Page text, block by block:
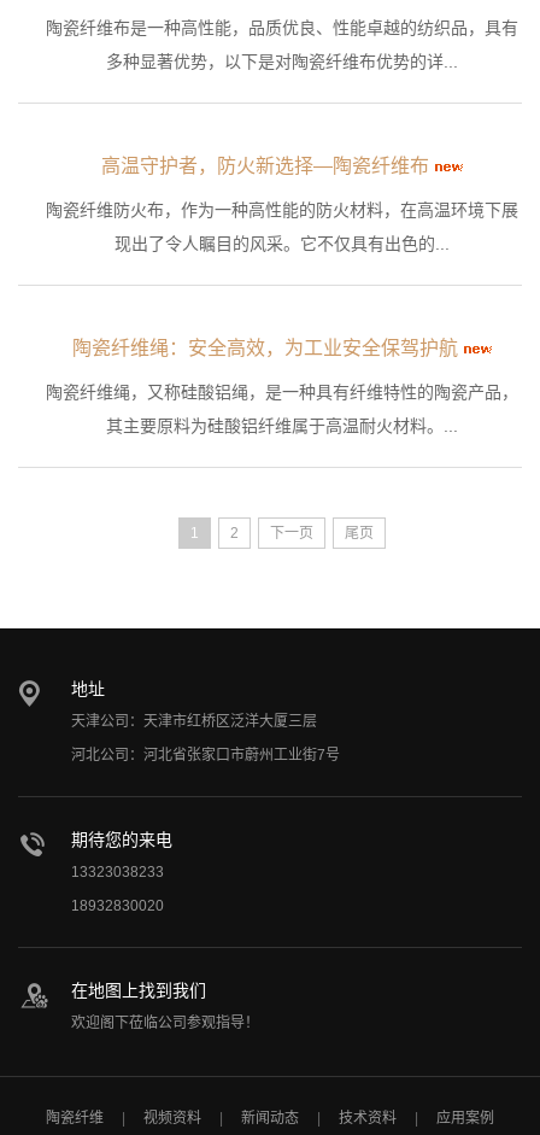
陶瓷纤维布是一种高性能，品质优良、性能卓越的纺织品，具有
多种显著优势，以下是对陶瓷纤维布优势的详...
高温守护者，防火新选择—陶瓷纤维布
陶瓷纤维防火布，作为一种高性能的防火材料，在高温环境下展
现出了令人瞩目的风采。它不仅具有出色的...
陶瓷纤维绳：安全高效，为工业安全保驾护航
陶瓷纤维绳，又称硅酸铝绳，是一种具有纤维特性的陶瓷产品，
其主要原料为硅酸铝纤维属于高温耐火材料。...
1 2 下一页 尾页
地址
天津公司：天津市红桥区泛洋大厦三层
河北公司：河北省张家口市蔚州工业街7号
期待您的来电
13323038233
18932830020
在地图上找到我们
欢迎阁下莅临公司参观指导！
陶瓷纤维 视频资料 新闻动态 技术资料 应用案例